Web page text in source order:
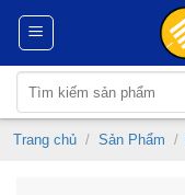
Skip
content
kiếm:
Trang chủ / Sản Phẩm /